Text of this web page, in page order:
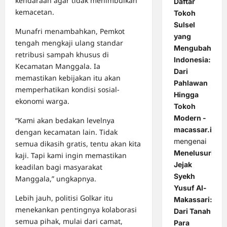
kemacetan.
Munafri menambahkan, Pemkot
tengah mengkaji ulang standar
retribusi sampah khusus di
Kecamatan Manggala. Ia
memastikan kebijakan itu akan
memperhatikan kondisi sosial-
ekonomi warga.
“Kami akan bedakan levelnya
dengan kecamatan lain. Tidak
semua dikasih gratis, tentu akan kita
kaji. Tapi kami ingin memastikan
keadilan bagi masyarakat
Manggala,” ungkapnya.
Lebih jauh, politisi Golkar itu
menekankan pentingnya kolaborasi
semua pihak, mulai dari camat,
Tokoh
Sulsel
yang
Mengubah
Indonesia:
Dari
Pahlawan
Hingga
Tokoh
Modern -
macassar.id
mengenai
Menelusuri
Jejak
Syekh
Yusuf Al-
Makassari:
Dari Tanah
Para